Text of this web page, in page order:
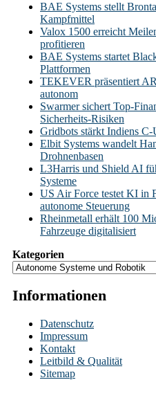
BAE Systems stellt
Kampfmittel
Valox 1500 erreicht
profitieren
BAE Systems startet
Plattformen
TEKEVER präsentiert
autonom
Swarmer sichert Top-
Sicherheits-Risiken
Gridbots stärkt Indiens
Elbit Systems wandelt
Drohnenbasen
L3Harris und Shield AI
Systeme
US Air Force testet KI in
autonome Steuerung
Rheinmetall erhält 100
Fahrzeuge digitalisiert
Kategorien
Informationen
Datenschutz
Impressum
Kontakt
Leitbild & Qualität
Sitemap